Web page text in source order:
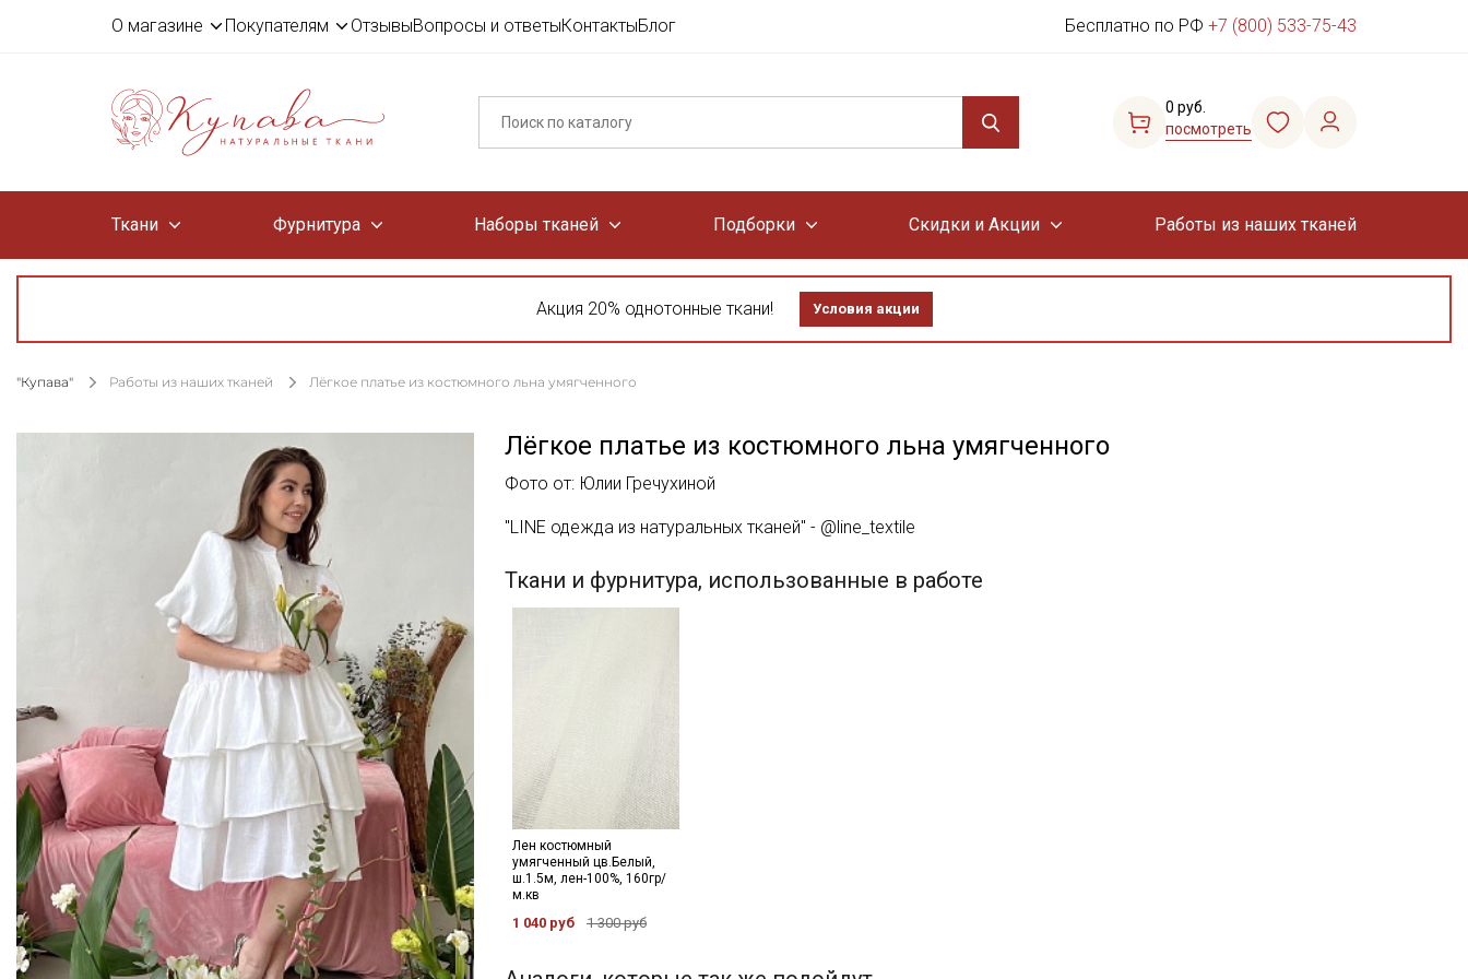
О магазине Покупателям ОтзывыВопросы и ответыКонтактыБлог Бесплатно по РФ +7 (800) 533-75-43
0 руб.
посмотреть
Ткани Фурнитура Наборы тканей Подборки Скидки и Акции Работы из наших тканей
Акция 20% однотонные ткани! Условия акции
"Купава" Работы из наших тканей Лёгкое платье из костюмного льна умягченного
Лёгкое платье из костюмного льна умягченного
Фото от: Юлии Гречухиной
"LINE одежда из натуральных тканей" - @line_textile
Ткани и фурнитура, использованные в работе
Лен костюмный
умягченный цв.Белый,
ш.1.5м, лен-100%, 160гр/
м.кв
1 040 руб 1 300 руб